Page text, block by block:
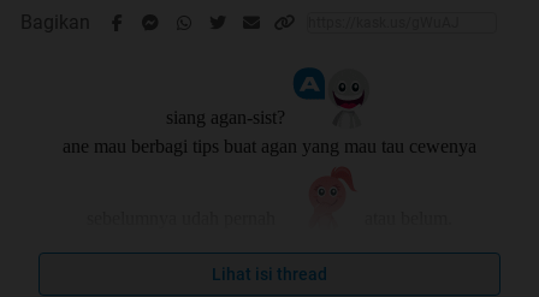
Bagikan
siang agan-sist?
ane mau berbagi tips buat agan yang mau tau cewenya
karena setiap orang itu berbeda2.
Lihat isi thread